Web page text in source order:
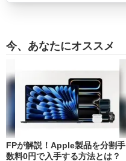
今、あなたにオススメ
FPが解説！Apple製品を分割手
数料0円で入手する方法とは？